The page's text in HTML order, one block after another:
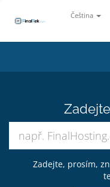
Čeština
Zadejte, prosím,